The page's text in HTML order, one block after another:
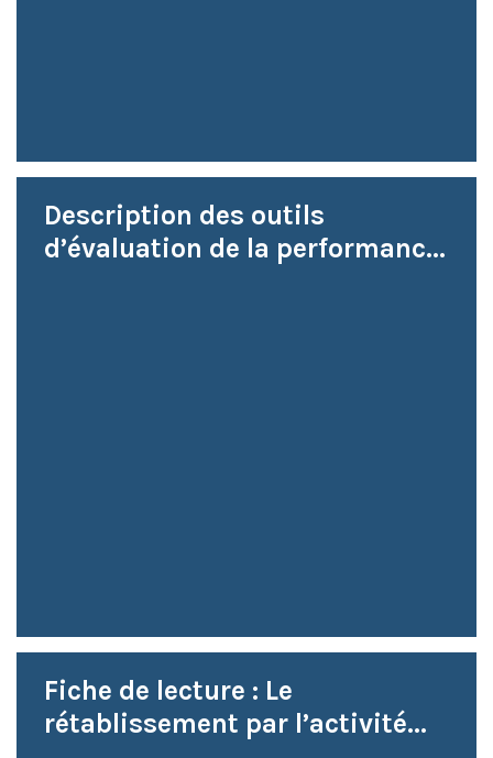
Description des outils
d’évaluation de la performanc...
Fiche de lecture : Le
rétablissement par l’activité...